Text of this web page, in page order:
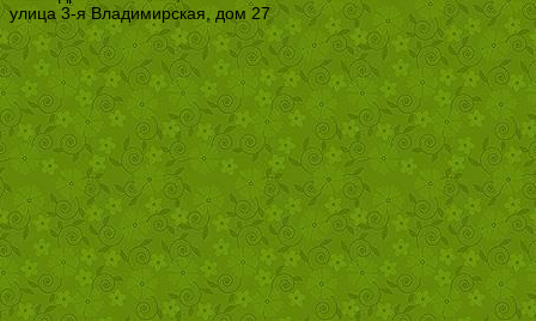
улица 3-я Владимирская, дом 27